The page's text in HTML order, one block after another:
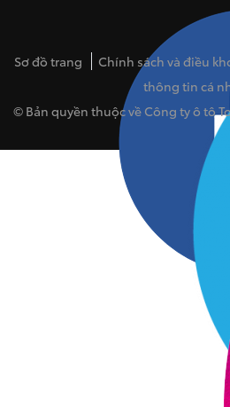
Sơ đồ trang Chính sách và điều
thông tin cá
© Bản quyền thuộc về Công ty ô tô